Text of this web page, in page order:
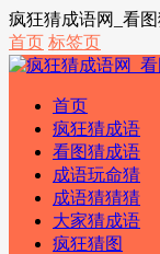
疯狂猜成语网_看
首页 标签页
首页
疯狂猜成语
看图猜成语
成语玩命猜
成语猜猜猜
大家猜成语
疯狂猜图